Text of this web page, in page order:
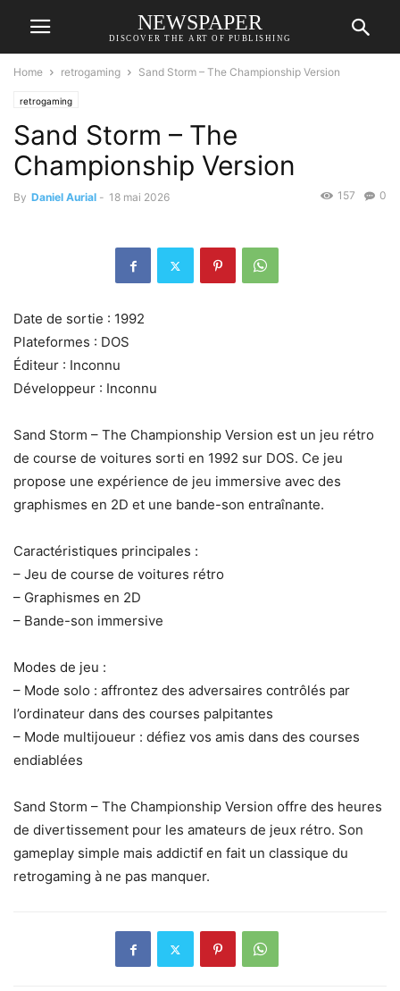
NEWSPAPER
DISCOVER THE ART OF PUBLISHING
Home retrogaming Sand Storm – The Championship Version
retrogaming
Sand Storm – The
Championship Version
By Daniel Aurial - 18 mai 2026 0
157
Date de sortie : 1992
Plateformes : DOS
Éditeur : Inconnu
Développeur : Inconnu
Sand Storm – The Championship Version est un jeu rétro
de course de voitures sorti en 1992 sur DOS. Ce jeu
propose une expérience de jeu immersive avec des
graphismes en 2D et une bande-son entraînante.
Caractéristiques principales :
– Jeu de course de voitures rétro
– Graphismes en 2D
– Bande-son immersive
Modes de jeu :
– Mode solo : affrontez des adversaires contrôlés par
l’ordinateur dans des courses palpitantes
– Mode multijoueur : défiez vos amis dans des courses
endiablées
Sand Storm – The Championship Version offre des heures
de divertissement pour les amateurs de jeux rétro. Son
gameplay simple mais addictif en fait un classique du
retrogaming à ne pas manquer.